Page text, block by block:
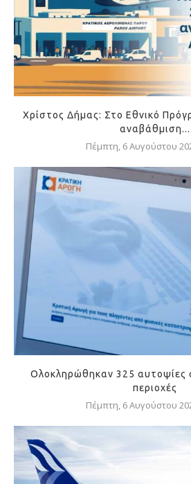
Χρίστος Δήμας: Στο Εθνικό
αναβάθμιση...
Πέμπτη, 6 Αυγούστου
Ολοκληρώθηκαν 325 αυτοψίες
περιοχές
Πέμπτη, 6 Αυγούστου